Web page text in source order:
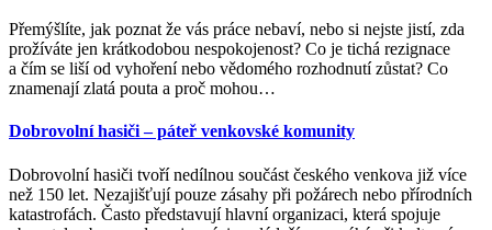
Přemýšlíte, jak poznat že vás práce nebaví, nebo si nejste jistí, zda
prožíváte jen krátkodobou nespokojenost? Co je tichá rezignace
a čím se liší od vyhoření nebo vědomého rozhodnutí zůstat? Co
znamenají zlatá pouta a proč mohou…
Dobrovolní hasiči – páteř venkovské komunity
Dobrovolní hasiči tvoří nedílnou součást českého venkova již více
než 150 let. Nezajišťují pouze zásahy při požárech nebo přírodních
katastrofách. Často představují hlavní organizaci, která spojuje